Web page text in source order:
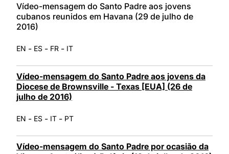
Vídeo-mensagem do Santo Padre aos jovens
cubanos reunidos em Havana (29 de julho de
2016)
EN - ES - FR - IT
Vídeo-mensagem do Santo Padre aos jovens da
Diocese de Brownsville - Texas [EUA] (26 de
julho de 2016)
EN - ES - IT - PT
Vídeo-mensagem do Santo Padre por ocasião da